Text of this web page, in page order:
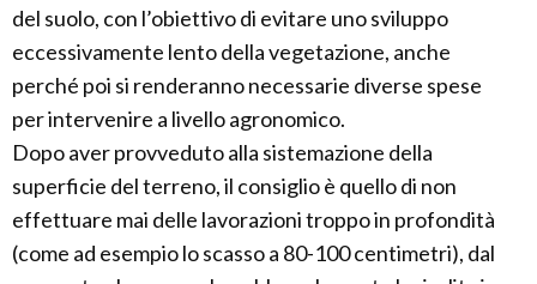
del suolo, con l’obiettivo di evitare uno sviluppo
eccessivamente lento della vegetazione, anche
perché poi si renderanno necessarie diverse spese
per intervenire a livello agronomico.
Dopo aver provveduto alla sistemazione della
superficie del terreno, il consiglio è quello di non
effettuare mai delle lavorazioni troppo in profondità
(come ad esempio lo scasso a 80-100 centimetri), dal